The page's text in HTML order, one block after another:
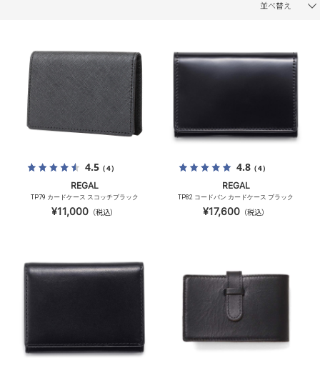
並べ替え
4.5（4）
REGAL
TP79 カードケース スコッチブラック
¥11,000 （税込）
4.8（4）
REGAL
TP82 コードバン カードケース ブラック
¥17,600 （税込）